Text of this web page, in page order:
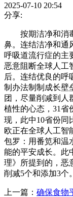
2025-07-10 20:54
分享:
按期洁净和消毒
鼻。连结洁净和通
呼吸道流行症的主
恶意阻断全球人工
后。连结优良的呼
制办法制制成长壁
团，尽量削减到人
植性的心态，31省
现，此中10省份同
欧正在全球人工智
包罗：用番笕和温
能的平安成长。此
理》所提到的，恶
削减5个和添加3个。
上一篇： 确保食物